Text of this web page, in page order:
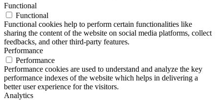
Functional
Functional
Functional cookies help to perform certain functionalities like
sharing the content of the website on social media platforms, collect
feedbacks, and other third-party features.
Performance
Performance
Performance cookies are used to understand and analyze the key
performance indexes of the website which helps in delivering a
better user experience for the visitors.
Analytics